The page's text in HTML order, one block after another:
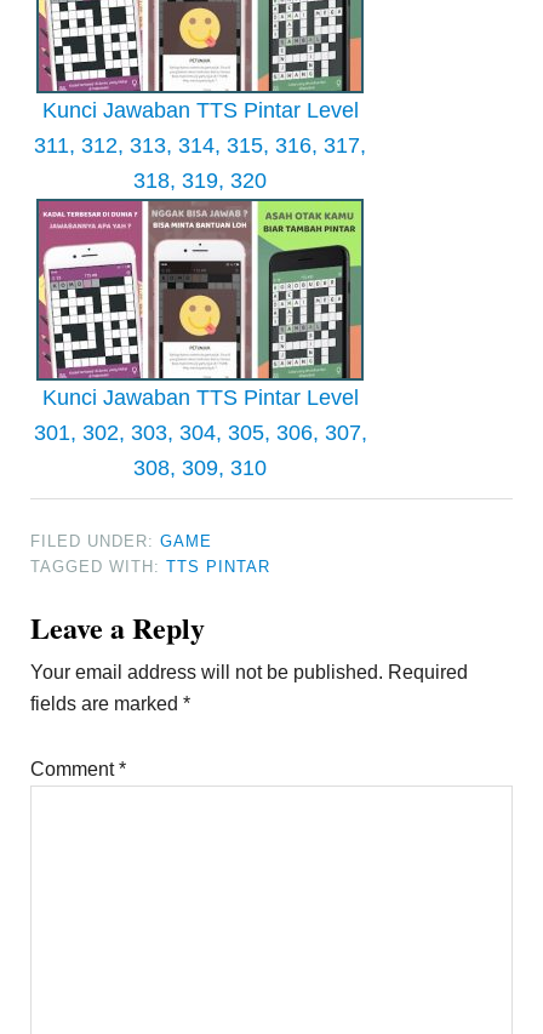
Kunci Jawaban TTS Pintar Level
311, 312, 313, 314, 315, 316, 317,
318, 319, 320
Kunci Jawaban TTS Pintar Level
301, 302, 303, 304, 305, 306, 307,
308, 309, 310
FILED UNDER:GAME
TAGGED WITH:TTS PINTAR
Reader
Interactions
Leave a Reply
Your email address will not be published. Required
fields are marked*
Comment*